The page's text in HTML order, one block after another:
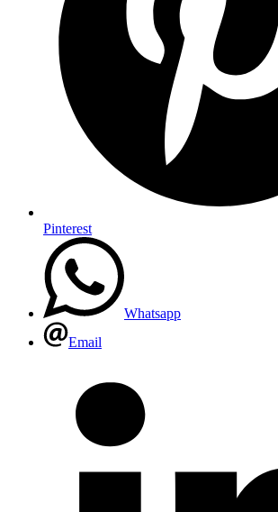
Pinterest
Whatsapp
Email